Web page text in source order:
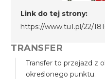
Link do tej strony:
https://www.tu1.pl/22/
TRANSFER
Transfer to przejazd z
określonego punktu.